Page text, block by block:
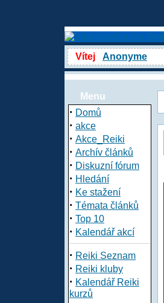
Vítej Anonyme
Menu
· Domů
· akce
· Akce_Reiki
· Archív článků
· Diskuzní fórum
· Hledání
· Ke stažení
· Témata článků
· Top 10
· Kalendář akcí
· Reiki Seznam
· Reiki kluby
· Kalendář Reiki
kurzů